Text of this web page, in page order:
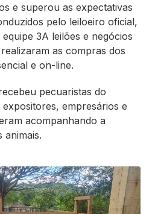
e superou as expectativas
pelo leiloeiro oficial,
3A leilões e negócios
as compras dos
e on-line.
pecuaristas do
empresários e
acompanhando a
animais.